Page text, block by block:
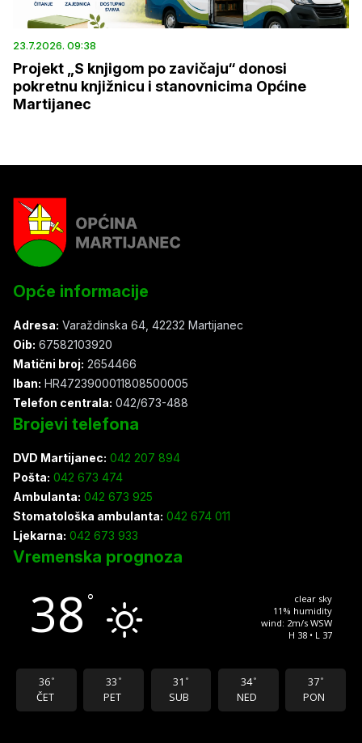
23.7.2026. 09:38
Projekt „S knjigom po zavičaju“ donosi
pokretnu knjižnicu i stanovnicima Općine
Martijanec
Opće informacije
Adresa: Varaždinska 64, 42232 Martijanec
Oib: 67582103920
Matični broj: 2654466
Iban: HR4723900011808500005
Telefon centrala: 042/673-488
Brojevi telefona
DVD Martijanec: 042 207 894
Pošta: 042 673 474
Ambulanta: 042 673 925
Stomatološka ambulanta: 042 674 011
Ljekarna: 042 673 933
Vremenska prognoza
38 °
clear sky
11% humidity
wind: 2m/s WSW
H 38 • L 37
36 °
ČET
33 °
PET
31 °
SUB
34 °
NED
37 °
PON